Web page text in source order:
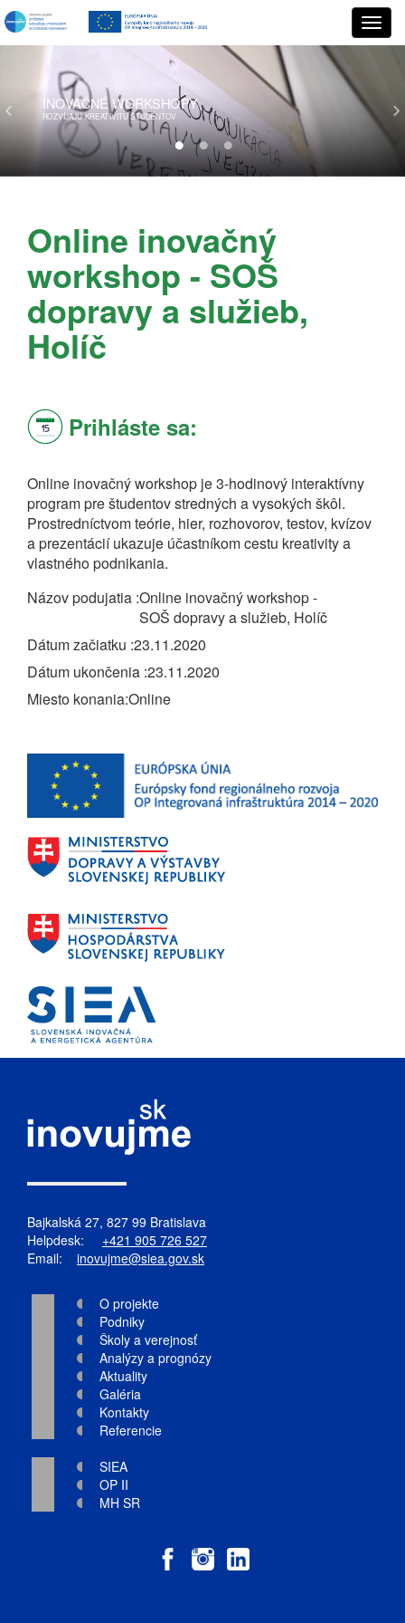
INOVAČNÉWORKSHOPY
ROZVÍJAJÚ KREATIVITU ŠTUDENTOV
Online inovačný
workshop - SOŠ
dopravy a služieb,
Holíč
Prihláste sa:
Online inovačný workshop je 3-hodinový interaktívny
program pre študentov stredných a vysokých škôl.
Prostredníctvom teórie, hier, rozhovorov, testov, kvízov
a prezentácií ukazuje účastníkom cestu kreativity a
vlastného podnikania.
Názov podujatia Online inovačný workshop -
SOŠ dopravy a služieb, Holíč
Dátum začiatku 23.11.2020
Dátum ukončenia 23.11.2020
Miesto konaniaOnline
Bajkalská 27, 827 99 Bratislava
Helpdesk: +421 905 726 527
Email: inovujme@siea.gov.sk
O projekte
Podniky
Školy a verejnosť
Analýzy a prognózy
Aktuality
Galéria
Kontakty
Referencie
SIEA
OP II
MH SR